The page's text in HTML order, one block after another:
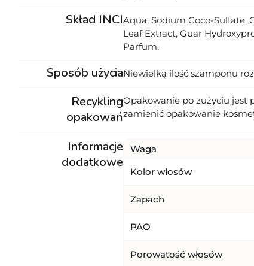
Skład INCIAqua, Sodium Coco-Sulfate,
Leaf Extract, Guar
Parfum.
Sposób użyciaNiewielką ilość szamponu
Recykling
opakowań
Opakowanie po zużyciu jest
zamienić opakowanie
Informacje
dodatkowe
Waga
Kolor włosów
Zapach
PAO
Porowatość włosów